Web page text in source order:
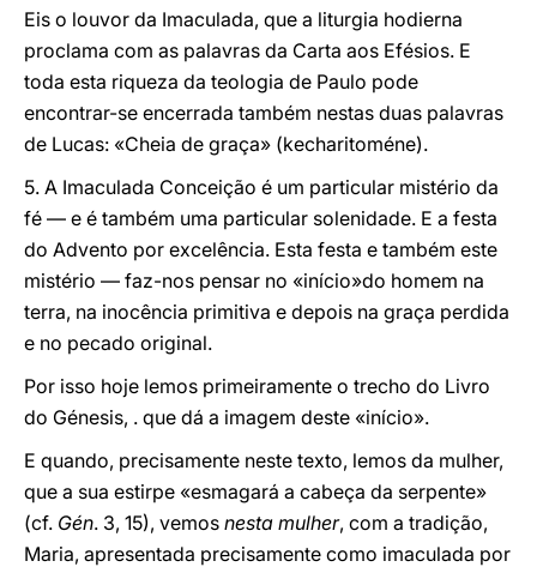
Eis o louvor da Imaculada, que a liturgia hodierna
proclama com as palavras da Carta aos Efésios. E
toda esta riqueza da teologia de Paulo pode
encontrar-se encerrada também nestas duas palavras
de Lucas: «Cheia de graça» (kecharitoméne).
5. A Imaculada Conceição é um particular mistério da
fé — e é também uma particular solenidade. E a festa
do Advento por excelência. Esta festa e também este
mistério — faz-nos pensar no «início»do homem na
terra, na inocência primitiva e depois na graça perdida
e no pecado original.
Por isso hoje lemos primeiramente o trecho do Livro
do Génesis, . que dá a imagem deste «início».
E quando, precisamente neste texto, lemos da mulher,
que a sua estirpe «esmagará a cabeça da serpente»
(cf. Gén. 3, 15), vemos nesta mulher, com a tradição,
Maria, apresentada precisamente como imaculada por